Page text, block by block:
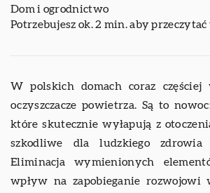
Dom i ogrodnictwo
Potrzebujesz ok. 2 min. aby
W polskich domach coraz
oczyszczacze powietrza. Są to
które skutecznie wyłapują z
szkodliwe dla ludzkiego zdrowia
Eliminacja wymienionych
wpływ na zapobieganie rozwojowi